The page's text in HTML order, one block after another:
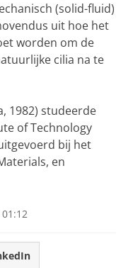
(solid-fluid)
uit hoe het
worden om de
cilia na te
1982) studeerde
of Technology
bij het
en